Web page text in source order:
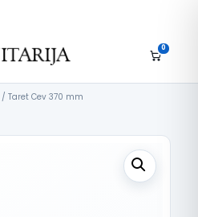
0
/ Taret Cev 370 mm